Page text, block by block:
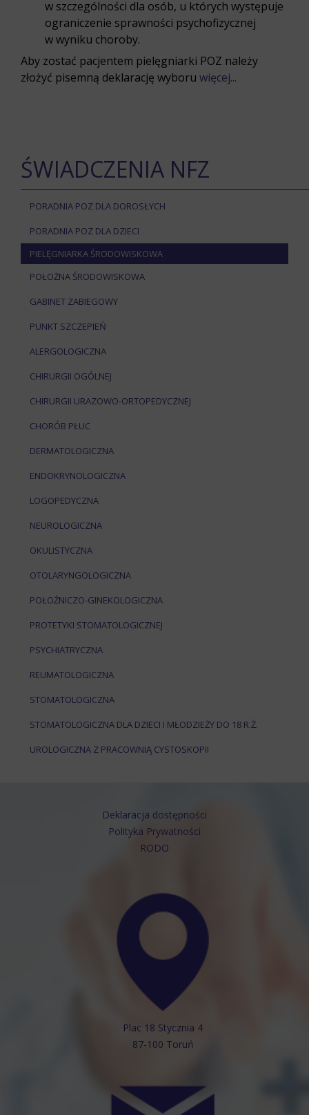
w szczególności dla osób, u których występuje
ograniczenie sprawności psychofizycznej
w wyniku choroby.
Aby zostać pacjentem pielęgniarki POZ należy
złożyć pisemną deklarację wyboru więcej...
ŚWIADCZENIA NFZ
PORADNIA POZ DLA DOROSŁYCH
PORADNIA POZ DLA DZIECI
PIELĘGNIARKA ŚRODOWISKOWA
POŁOŻNA ŚRODOWISKOWA
GABINET ZABIEGOWY
PUNKT SZCZEPIEŃ
ALERGOLOGICZNA
CHIRURGII OGÓLNEJ
CHIRURGII URAZOWO-ORTOPEDYCZNEJ
CHORÓB PŁUC
DERMATOLOGICZNA
ENDOKRYNOLOGICZNA
LOGOPEDYCZNA
NEUROLOGICZNA
OKULISTYCZNA
OTOLARYNGOLOGICZNA
POŁOŻNICZO-GINEKOLOGICZNA
PROTETYKI STOMATOLOGICZNEJ
PSYCHIATRYCZNA
REUMATOLOGICZNA
STOMATOLOGICZNA
STOMATOLOGICZNA DLA DZIECI I MŁODZIEŻY DO 18 R.Ż.
UROLOGICZNA Z PRACOWNIĄ CYSTOSKOPII
Deklaracja dostępności
Polityka Prywatności
RODO
Plac 18 Stycznia 4
87-100 Toruń